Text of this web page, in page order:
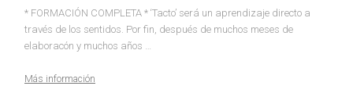
* FORMACIÓN COMPLETA * ‘Tacto’ será un aprendizaje directo a
través de los sentidos. Por fin, después de muchos meses de
elaboracón y muchos años …
Más información